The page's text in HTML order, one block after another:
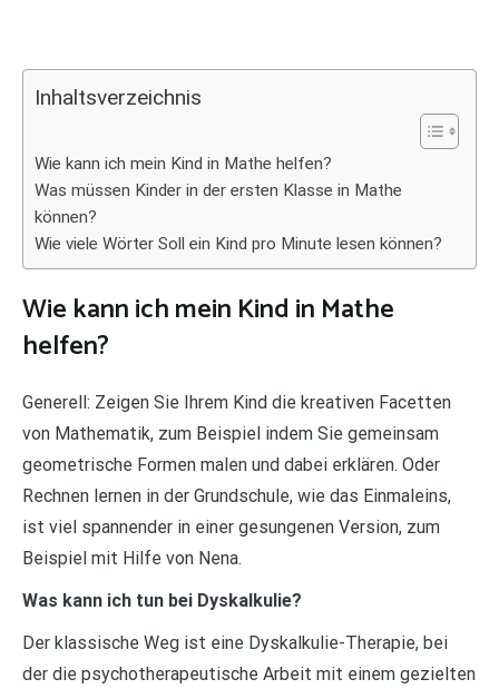
Inhaltsverzeichnis
Wie kann ich mein Kind in Mathe helfen?
Was müssen Kinder in der ersten Klasse in Mathe
können?
Wie viele Wörter Soll ein Kind pro Minute lesen können?
Wie kann ich mein Kind in Mathe
helfen?
Generell: Zeigen Sie Ihrem Kind die kreativen Facetten
von Mathematik, zum Beispiel indem Sie gemeinsam
geometrische Formen malen und dabei erklären. Oder
Rechnen lernen in der Grundschule, wie das Einmaleins,
ist viel spannender in einer gesungenen Version, zum
Beispiel mit Hilfe von Nena.
Was kann ich tun bei Dyskalkulie?
Der klassische Weg ist eine Dyskalkulie-Therapie, bei
der die psychotherapeutische Arbeit mit einem gezielten